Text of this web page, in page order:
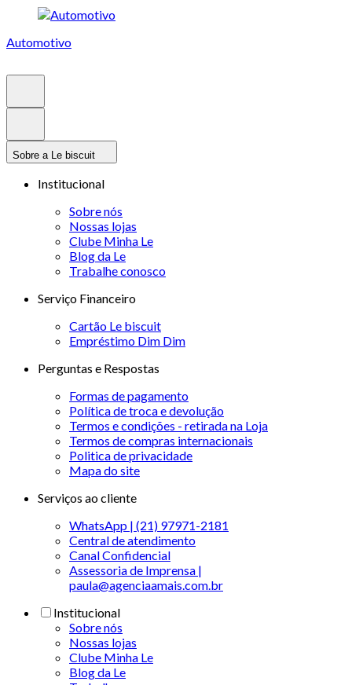
Automotivo
Sobre a Le biscuit
Institucional
Sobre nós
Nossas lojas
Clube Minha Le
Blog da Le
Trabalhe conosco
Serviço Financeiro
Cartão Le biscuit
Empréstimo Dim Dim
Perguntas e Respostas
Formas de pagamento
Política de troca e devolução
Termos e condições - retirada na Loja
Termos de compras internacionais
Politica de privacidade
Mapa do site
Serviços ao cliente
WhatsApp | (21) 97971-2181
Central de atendimento
Canal Confidencial
Assessoria de Imprensa |
paula@agenciaamais.com.br
Institucional
Sobre nós
Nossas lojas
Clube Minha Le
Blog da Le